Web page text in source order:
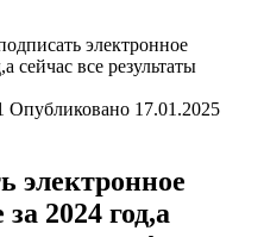
электронное
сейчас все результаты
Опубликовано 17.01.2025
электронное
2024 год,а